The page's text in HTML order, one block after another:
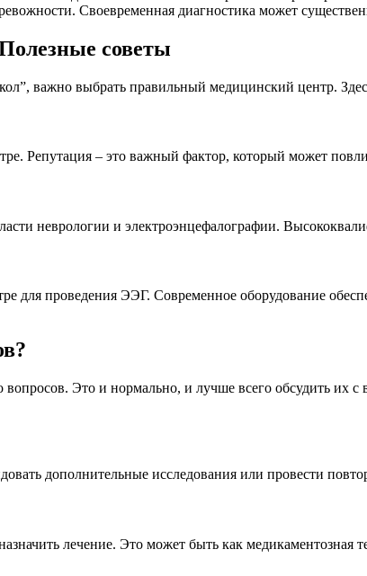
Своевременная диагностика может
советы
важно выбрать правильный медицинский центр.
Репутация – это важный фактор, который может
неврологии и электроэнцефалографии.
для проведения ЭЭГ. Современное оборудование
Это и нормально, и лучше всего обсудить их
дополнительные исследования или провести
лечение. Это может быть как медикаментозная